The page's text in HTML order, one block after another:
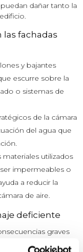
dañar tanto la
fachadas
y bajantes
escurre sobre la
o sistemas de
de la cámara
del agua que
materiales utilizados
impermeables o
a reducir la
de aire.
deficiente
graves